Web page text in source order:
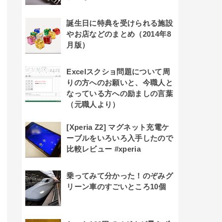
誕生日に特典を受けられる施設
やお店などのまとめ（2014年8
月版）
Excelスクショ問題について周
りの方へのお願いと、今職人と
なっている方への励ましの言葉
（元職人より）
[Xperia Z2] マグネット充電ケ
ーブルをいろいろ入手したので
比較レビュー #xperia
乗ってみて分かった！のぞみグ
リーン車のすごいところ10個